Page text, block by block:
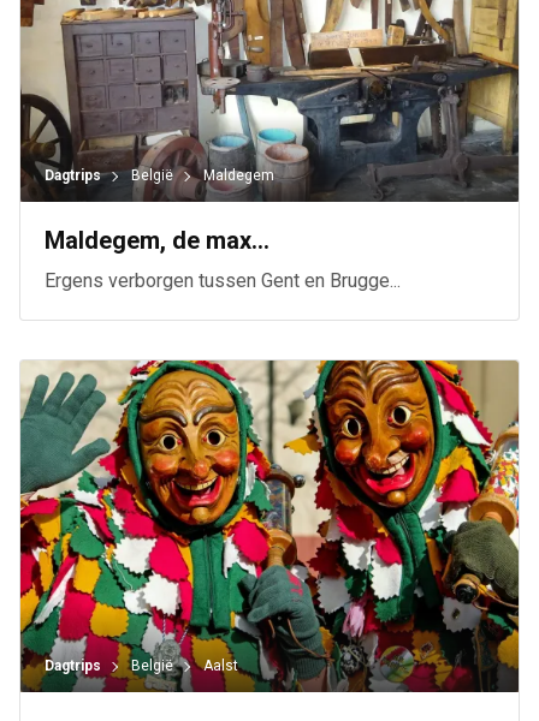
Dagtrips België Maldegem
Maldegem, de max...
Ergens verborgen tussen Gent en Brugge...
Dagtrips België Aalst